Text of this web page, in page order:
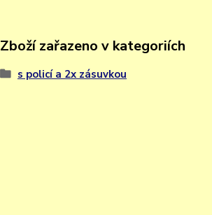
Zboží zařazeno v kategoriích
s policí a 2x zásuvkou